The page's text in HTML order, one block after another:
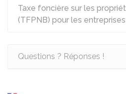
Taxe foncière sur les
(TFPNB) pour les entreprises
Questions ? Réponses !